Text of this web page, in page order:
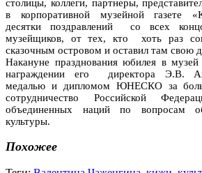
столицы, коллеги, партнеры,
в корпоративной музейной газете
десятки поздравлений со всех
музейщиков, от тех, кто хоть раз
сказочным островом и оставил там свою
Накануне празднования юбилея в
награждении его директора Э.В.
медалью и дипломом ЮНЕСКО за
сотрудничество Российской
объединенных наций по вопросам
культуры.
Похожее